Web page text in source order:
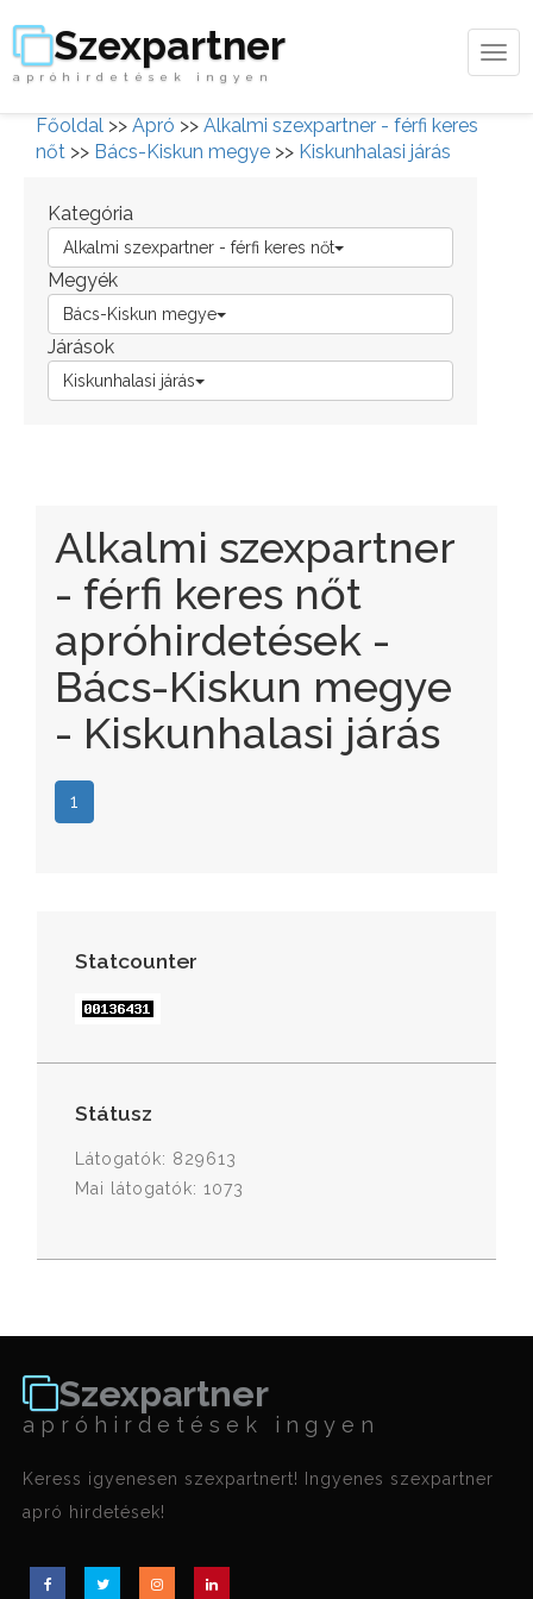
Szexpartner
apróhirdetések ingyen
Főoldal >> Apró >> Alkalmi szexpartner - férfi keres
nőt >> Bács-Kiskun megye >> Kiskunhalasi járás
Kategória
Alkalmi szexpartner - férfi keres nőt
Megyék
Bács-Kiskun megye
Járások
Kiskunhalasi járás
Alkalmi szexpartner
- férfi keres nőt
apróhirdetések -
Bács-Kiskun megye
- Kiskunhalasi járás
1
Statcounter
Státusz
Látogatók: 829613
Mai látogatók: 1073
Szexpartner
apróhirdetések ingyen
Keress igyenesen szexpartnert! Ingyenes szexpartner
apró hirdetések!